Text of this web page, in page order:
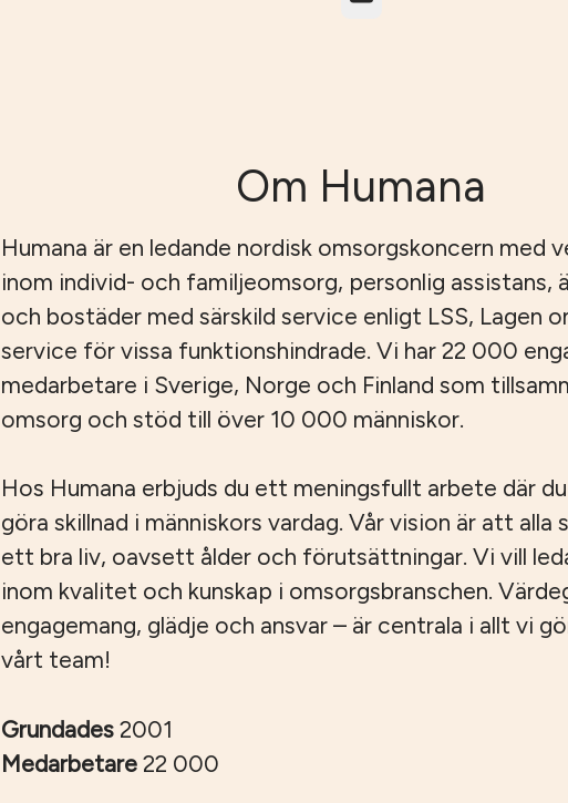
Om Humana
Humana är en ledande nordisk omsorgskoncern med
inom individ- och familjeomsorg, personlig assistans,
och bostäder med särskild service enligt LSS, Lagen
service för vissa funktionshindrade. Vi har 22 000
medarbetare i Sverige, Norge och Finland som
omsorg och stöd till över 10 000 människor.
Hos Humana erbjuds du ett meningsfullt arbete där
göra skillnad i människors vardag. Vår vision är att alla
ett bra liv, oavsett ålder och förutsättningar. Vi vill
inom kvalitet och kunskap i omsorgsbranschen.
engagemang, glädje och ansvar – är centrala i allt vi
vårt team!
Grundades 2001
Medarbetare 22 000